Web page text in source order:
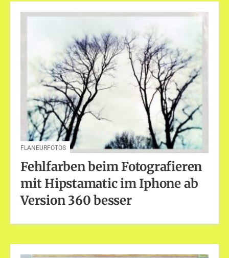
FLANEURFOTOS
Fehlfarben beim Fotografieren
mit Hipstamatic im Iphone ab
Version 360 besser